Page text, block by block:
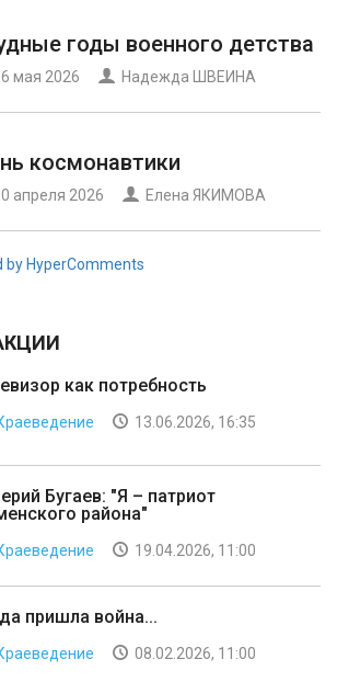
годы военного детства
мая 2026 Надежда ШВЕИНА
космонавтики
апреля 2026 Елена ЯКИМОВА
HyperComments
как потребность
13.06.2026, 16:35
Бугаев: "Я – патриот
района"
19.04.2026, 11:00
пришла война...
08.02.2026, 11:00